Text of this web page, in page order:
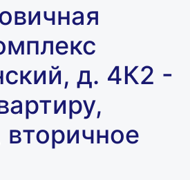
д. 4К2 -
вторичное